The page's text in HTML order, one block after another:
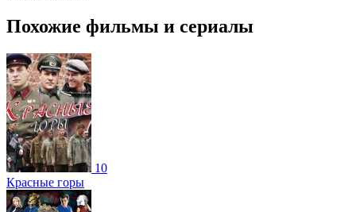
Похожие фильмы и сериалы
10
Красные горы